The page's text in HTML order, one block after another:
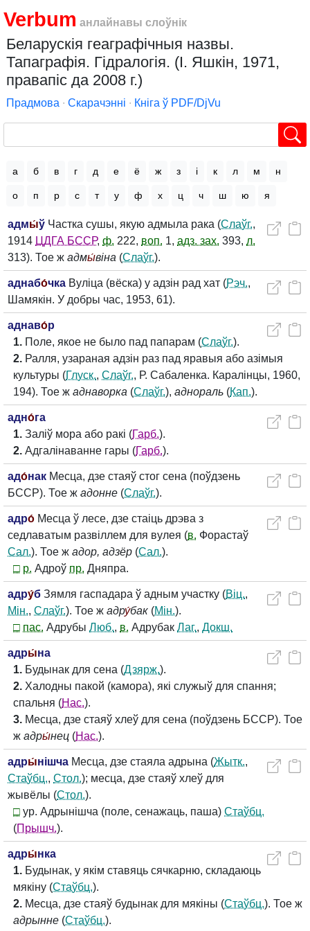
Verbum анлайнавы слоўнік
Беларускія геаграфічныя назвы.
Тапаграфія. Гідралогія. (І. Яшкін, 1971,
правапіс да 2008 г.)
Прадмова ∙ Скарачэнні ∙ Кніга ў PDF/DjVu
а б в г д е ё ж з і к л м н
о п р с т у ф х ц ч ш ю я
адмы́ў Частка сушы, якую адмыла рака (Слаўг.,
1914 ЦДГА БССР, ф. 222, воп. 1, адз. зах. 393, л.
313). Тое ж адмы́віна (Слаўг.).
аднабо́чка Вуліца (вёска) у адзін рад хат (Рэч.,
Шамякін. У добры час, 1953, 61).
аднаво́р
1. Поле, якое не было пад папарам (Слаўг.).
2. Ралля, узараная адзін раз пад яравыя або азімыя
культуры (Глуск., Слаўг., Р. Сабаленка. Каралінцы, 1960,
194). Тое ж аднаворка (Слаўг.), аднораль (Кап.).
адно́га
1. Заліў мора або ракі (Гарб.).
2. Адгалінаванне гары (Гарб.).
адо́нак Месца, дзе стаяў стог сена (поўдзень
БССР). Тое ж адонне (Слаўг.).
адро́ Месца ў лесе, дзе стаіць дрэва з
седлаватым развіллем для вулея (в. Форастаў
Сал.). Тое ж адор, адзёр (Сал.).
□ р. Адроў пр. Дняпра.
адру́б Зямля гаспадара ў адным участку (Віц.,
Мін., Слаўг.). Тое ж адру́бак (Мін.).
□ пас. Адрубы Люб., в. Адрубак Лаг., Докш.
адры́на
1. Будынак для сена (Дзярж.).
2. Халодны пакой (камора), які служыў для спання;
спальня (Нас.).
3. Месца, дзе стаяў хлеў для сена (поўдзень БССР). Тое
ж адры́нец (Нас.).
адры́нішча Месца, дзе стаяла адрына (Жытк.,
Стаўбц., Стол.); месца, дзе стаяў хлеў для
жывёлы (Стол.).
□ ур. Адрынішча (поле, сенажаць, паша) Стаўбц.
(Прышч.).
адры́нка
1. Будынак, у якім ставяць сячкарню, складаюць
мякіну (Стаўбц.).
2. Месца, дзе стаяў будынак для мякіны (Стаўбц.). Тое ж
адрынне (Стаўбц.).